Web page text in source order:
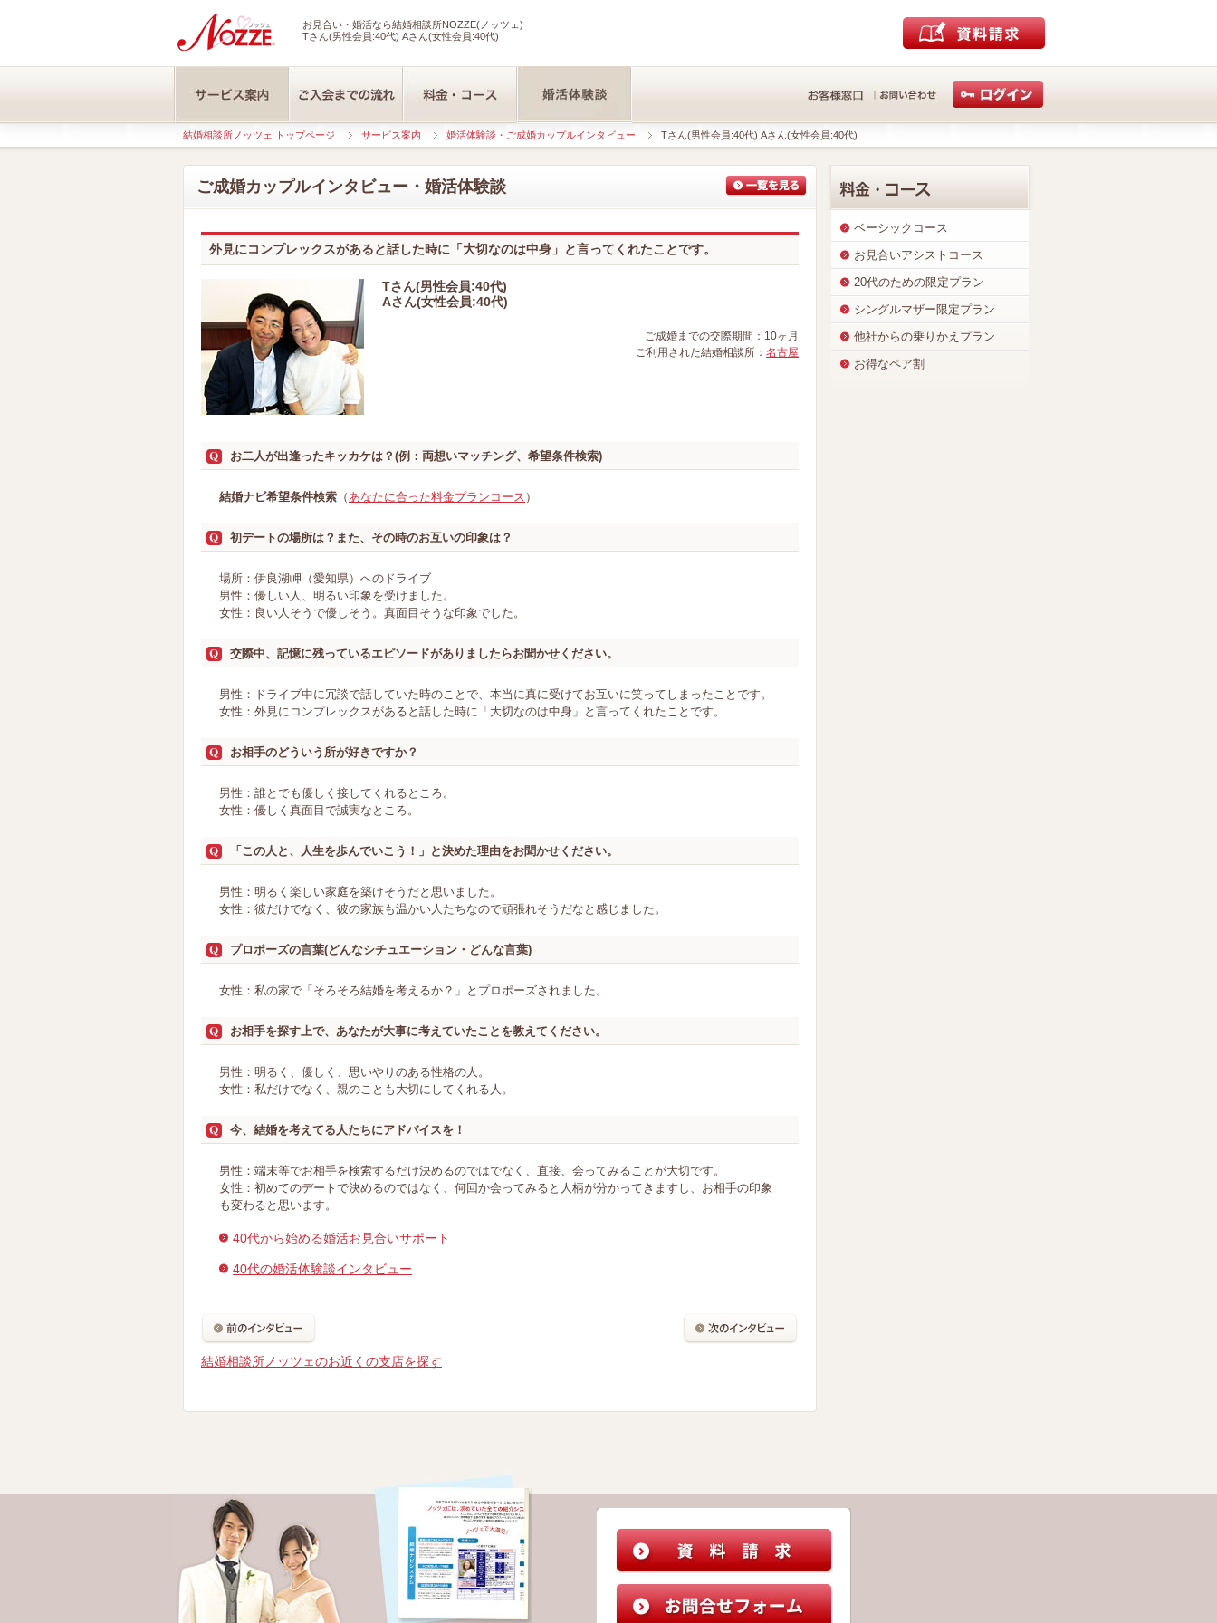
お見合い・婚活なら結婚相談所NOZZE(ノッツェ)
Tさん(男性会員:40代) Aさん(女性会員:40代)
結婚相談所ノッツェ トップページ サービス案内 婚活体験談・ご成婚カップルインタビュー Tさん(男性会員:40代) Aさん(女性会員:40代)
ご成婚カップルインタビュー・婚活体験談
外見にコンプレックスがあると話した時に「大切なのは中身」と言ってくれたことです。
Tさん(男性会員:40代)
Aさん(女性会員:40代)
ご成婚までの交際期間：10ヶ月
ご利用された結婚相談所： 名古屋
お二人が出逢ったキッカケは？(例：両想いマッチング、希望条件検索)
結婚ナビ希望条件検索 （あなたに合った料金プランコース ）
初デートの場所は？また、その時のお互いの印象は？
場所：伊良湖岬（愛知県）へのドライブ
男性：優しい人、明るい印象を受けました。
女性：良い人そうで優しそう。真面目そうな印象でした。
交際中、記憶に残っているエピソードがありましたらお聞かせください。
男性：ドライブ中に冗談で話していた時のことで、本当に真に受けてお互いに笑ってしまったことです。
女性：外見にコンプレックスがあると話した時に「大切なのは中身」と言ってくれたことです。
お相手のどういう所が好きですか？
男性：誰とでも優しく接してくれるところ。
女性：優しく真面目で誠実なところ。
「この人と、人生を歩んでいこう！」と決めた理由をお聞かせください。
男性：明るく楽しい家庭を築けそうだと思いました。
女性：彼だけでなく、彼の家族も温かい人たちなので頑張れそうだなと感じました。
プロポーズの言葉(どんなシチュエーション・どんな言葉)
女性：私の家で「そろそろ結婚を考えるか？」とプロポーズされました。
お相手を探す上で、あなたが大事に考えていたことを教えてください。
男性：明るく、優しく、思いやりのある性格の人。
女性：私だけでなく、親のことも大切にしてくれる人。
今、結婚を考えてる人たちにアドバイスを！
男性：端末等でお相手を検索するだけ決めるのではでなく、直接、会ってみることが大切です。
女性：初めてのデートで決めるのではなく、何回か会ってみると人柄が分かってきますし、お相手の印象
も変わると思います。
40代から始める婚活お見合いサポート
40代の婚活体験談インタビュー
結婚相談所ノッツェのお近くの支店を探す
ベーシックコース
お見合いアシストコース
20代のための限定プラン
シングルマザー限定プラン
他社からの乗りかえプラン
お得なペア割